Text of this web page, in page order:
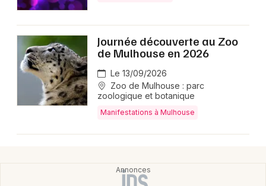
Journée découverte au Zoo
de Mulhouse en 2026
Le 13/09/2026
Zoo de Mulhouse : parc
zoologique et botanique
Manifestations à Mulhouse